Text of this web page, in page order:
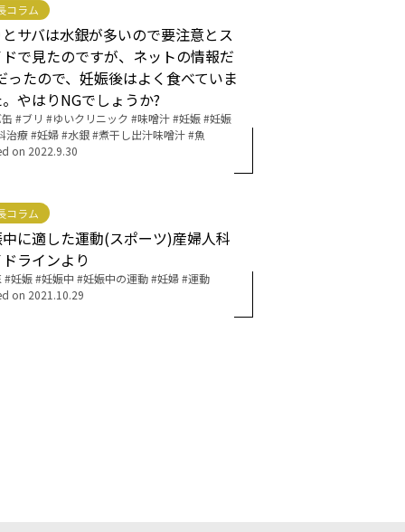
コラム
サバは水銀が多いので要注意とス
ドで見たのですが、ネットの情報だ
ったので、妊娠後はよく食べていま
。やはりNGでしょうか?
ブリ ゆいクリニック 味噌汁 妊娠 妊娠
治療 妊婦 水銀 煮干し出汁味噌汁 魚
on 2022.9.30
コラム
に適した運動(スポーツ)産婦人科
ラインより
妊娠 妊娠中 妊娠中の運動 妊婦 運動
on 2021.10.29